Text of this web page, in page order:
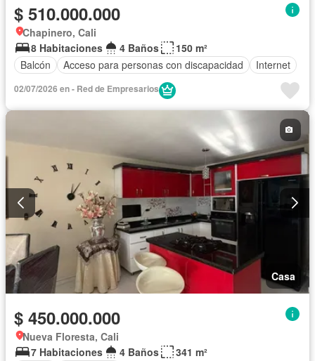
$ 510.000.000
Chapinero, Cali
8 Habitaciones
4 Baños
150 m²
Balcón
Acceso para personas con discapacidad Internet
02/07/2026 en - Red de Empresarios
Casa
$ 450.000.000
Nueva Floresta, Cali
7 Habitaciones
4 Baños
341 m²